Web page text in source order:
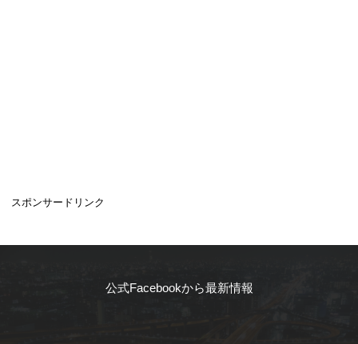
スポンサードリンク
公式Facebookから最新情報